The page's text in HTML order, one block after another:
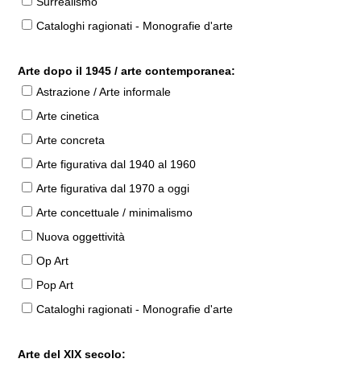
Cataloghi ragionati - Monografie d'arte
Arte dopo il 1945 / arte contemporanea:
Astrazione / Arte informale
Arte cinetica
Arte concreta
Arte figurativa dal 1940 al 1960
Arte figurativa dal 1970 a oggi
Arte concettuale / minimalismo
Nuova oggettività
Op Art
Pop Art
Cataloghi ragionati - Monografie d'arte
Arte del XIX secolo: